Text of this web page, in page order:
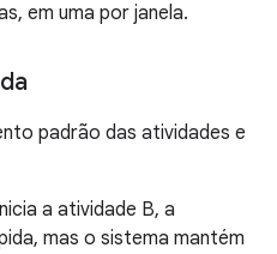
em uma por janela.
padrão das atividades e
a atividade B, a
mas o sistema mantém